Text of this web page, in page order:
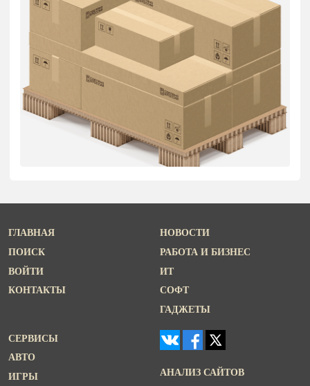
ГЛАВНАЯ
ПОИСК
ВОЙТИ
КОНТАКТЫ
НОВОСТИ
РАБОТА И БИЗНЕС
ИТ
СОФТ
ГАДЖЕТЫ
СЕРВИСЫ
АВТО
ИГРЫ
АНАЛИЗ САЙТОВ